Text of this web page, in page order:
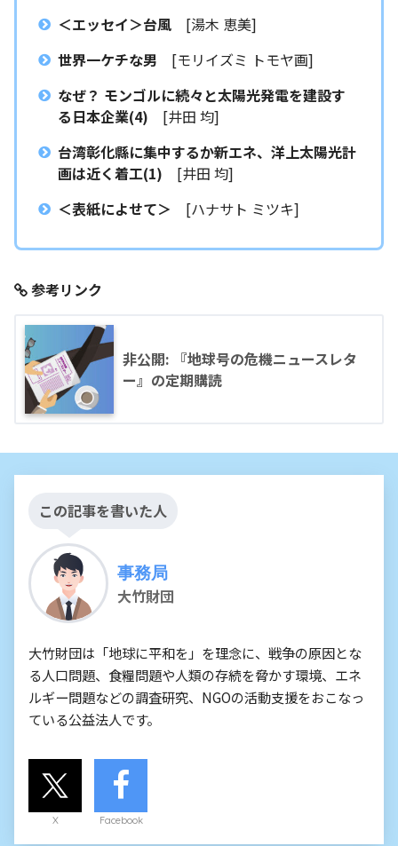
＜エッセイ＞台風 [湯木 恵美]
世界一ケチな男 [モリイズミ トモヤ画]
なぜ？ モンゴルに続々と太陽光発電を建設す
る日本企業(4) [井田 均]
台湾彰化縣に集中するか新エネ、洋上太陽光計
画は近く着工(1) [井田 均]
＜表紙によせて＞ [ハナサト ミツキ]
参考リンク
非公開: 『地球号の危機ニュースレタ
ー』の定期購読
この記事を書いた人
事務局
大竹財団
大竹財団は「地球に平和を」を理念に、戦争の原因とな
る人口問題、食糧問題や人類の存続を脅かす環境、エネ
ルギー問題などの調査研究、NGOの活動支援をおこなっ
ている公益法人です。
X Facebook